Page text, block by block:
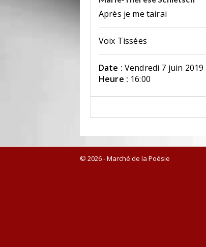
Après je me tairai
Voix Tissées
Date : Vendredi 7 juin 2019
Heure : 16:00
© 2026 - Marché de la Poésie